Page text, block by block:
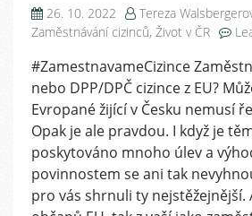
26. 10. 2022 Tereza
Zaměstnávání cizinců, Život v ČR
#ZamestnavameCizince
nebo DPP/DPČ cizince z EU?
Evropané žijící v Česku nemusí
Opak je ale pravdou. I když je
poskytováno mnoho úlev a
povinnostem se ani tak
pro vás shrnuli ty nejstěžejnější.